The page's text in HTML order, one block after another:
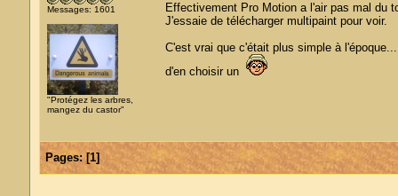
Messages: 1601
"Protégez les arbres,
mangez du castor"
Effectivement Pro Motion a l'air pas mal du
J'essaie de télécharger multipaint pour voir.
C'est vrai que c'était plus simple à
d'en choisir un
Pages:[1]